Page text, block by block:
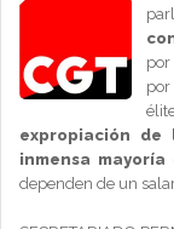
por
por
expropiación
inmensa
dependen de un